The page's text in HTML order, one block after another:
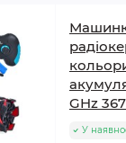
GHz
У